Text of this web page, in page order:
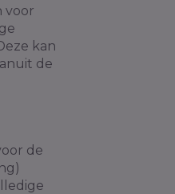
voor
kan
de
de